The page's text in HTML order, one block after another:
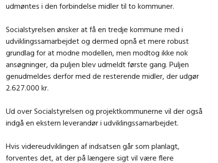
udmøntes i den forbindelse midler til to kommuner.
Socialstyrelsen ønsker at få en tredje kommune med i
udviklingssamarbejdet og dermed opnå et mere robust
grundlag for at modne modellen, men modtog ikke nok
ansøgninger, da puljen blev udmeldt første gang. Puljen
genudmeldes derfor med de resterende midler, der udgør
2.627.000 kr.
Ud over Socialstyrelsen og projektkommunerne vil der også
indgå en ekstern leverandør i udviklingssamarbejdet.
Hvis videreudviklingen af indsatsen går som planlagt,
forventes det, at der på længere sigt vil være flere